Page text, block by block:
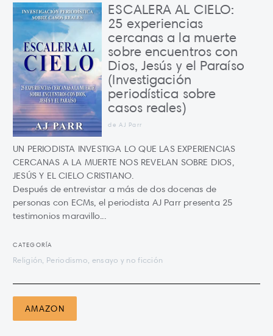
ESCALERA AL CIELO:
25 experiencias
cercanas a la muerte
sobre encuentros con
Dios, Jesús y el Paraíso
(Investigación
periodística sobre
casos reales)
de AJ Parr
UN PERIODISTA INVESTIGA LO QUE LAS EXPERIENCIAS
CERCANAS A LA MUERTE NOS REVELAN SOBRE DIOS,
JESÚS Y EL CIELO CRISTIANO.
Después de entrevistar a más de dos docenas de
personas con ECMs, el periodista AJ Parr presenta 25
testimonios maravillo...
CATEGORÍA
Religión, Periodismo, ensayo y no ficción
AMAZON